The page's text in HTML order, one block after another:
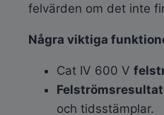
felvärden om det inte
Några viktiga
Cat IV 600 V
och tidsstämplar.